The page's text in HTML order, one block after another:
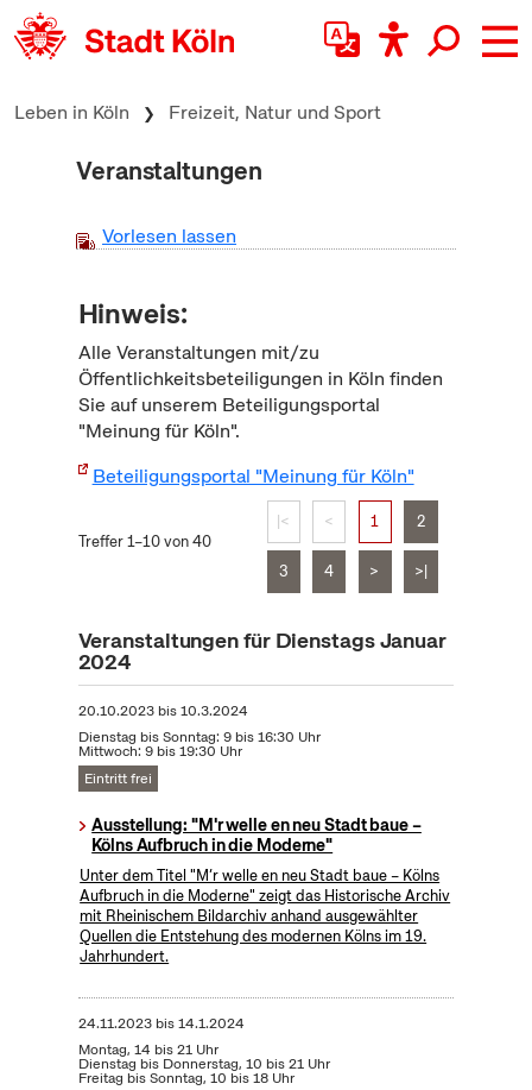
zum Inhalt springen
Leben in Köln Freizeit, Natur und Sport
Veranstaltungen
Vorlesen lassen
Hinweis:
Alle Veranstaltungen mit/zu
Öffentlichkeitsbeteiligungen in Köln finden
Sie auf unserem Beteiligungsportal
"Meinung für Köln".
Beteiligungsportal "Meinung für Köln"
Treffer 1–10 von 40
|< < 1 2
3 4 > >|
Veranstaltungen für Dienstags Januar
2024
20.10.2023bis10.3.2024
Dienstag bis Sonntag: 9 bis 16:30 Uhr
Mittwoch: 9 bis 19:30 Uhr
Eintritt frei
Ausstellung: "M'r welle en neu Stadt baue –
Kölns Aufbruch in die Moderne"
Unter dem Titel "M’r welle en neu Stadt baue – Kölns
Aufbruch in die Moderne" zeigt das Historische Archiv
mit Rheinischem Bildarchiv anhand ausgewählter
Quellen die Entstehung des modernen Kölns im 19.
Jahrhundert.
24.11.2023bis14.1.2024
Montag, 14 bis 21 Uhr
Dienstag bis Donnerstag, 10 bis 21 Uhr
Freitag bis Sonntag, 10 bis 18 Uhr